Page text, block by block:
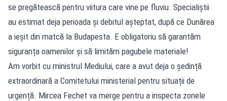
se pregătească pentru viitura care vine pe fluviu. Specialiștii
au estimat deja perioada și debitul așteptat, după ce Dunărea
a ieșit din matcă la Budapesta. E obligatoriu să garantăm
siguranța oamenilor și să limităm pagubele materiale!
Am vorbit cu ministrul Mediului, care a avut deja o ședință
extraordinară a Comitetului ministerial pentru situații de
urgență. Mircea Fechet va merge pentru a inspecta zonele